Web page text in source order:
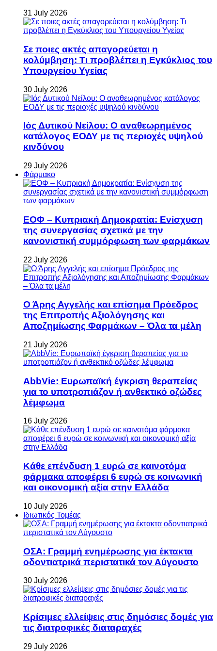
31 July 2026
Σε ποιες ακτές απαγορεύεται η
κολύμβηση: Τι προβλέπει η Εγκύκλιος του
Υπουργείου Υγείας
30 July 2026
Ιός Δυτικού Νείλου: Ο αναθεωρημένος
κατάλογος ΕΟΔΥ με τις περιοχές υψηλού
κινδύνου
29 July 2026
Φάρμακο
ΕΟΦ – Κυπριακή Δημοκρατία: Ενίσχυση
της συνεργασίας σχετικά με την
κανονιστική συμμόρφωση των φαρμάκων
22 July 2026
Ο Άρης Αγγελής και επίσημα Πρόεδρος
της Επιτροπής Αξιολόγησης και
Αποζημίωσης Φαρμάκων – Όλα τα μέλη
21 July 2026
AbbVie: Ευρωπαϊκή έγκριση θεραπείας
για το υποτροπιάζον ή ανθεκτικό οζώδες
λέμφωμα
16 July 2026
Κάθε επένδυση 1 ευρώ σε καινοτόμα
φάρμακα αποφέρει 6 ευρώ σε κοινωνική
και οικονομική αξία στην Ελλάδα
10 July 2026
Ιδιωτικός Τομέας
ΟΣΑ: Γραμμή ενημέρωσης για έκτακτα
οδοντιατρικά περιστατικά τον Αύγουστο
30 July 2026
Κρίσιμες ελλείψεις στις δημόσιες δομές για
τις διατροφικές διαταραχές
29 July 2026